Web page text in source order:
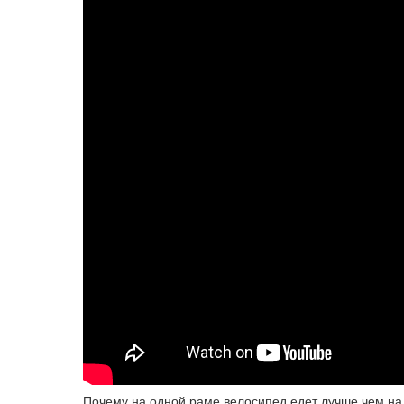
Почему на одной раме велосипед едет лучше чем на